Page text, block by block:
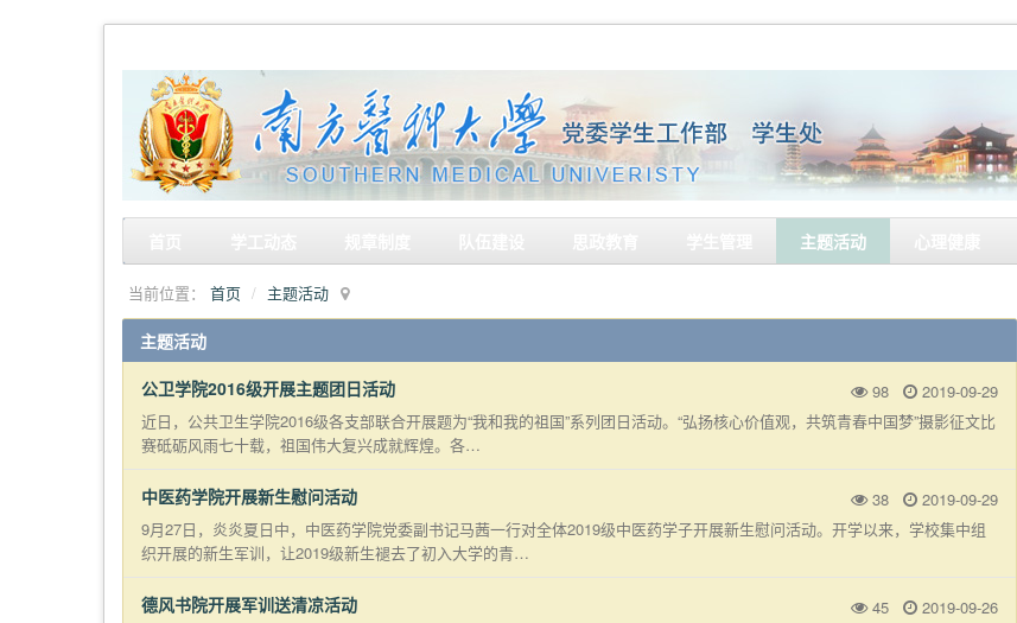
主题活动
当前位置： 首页 主题活动
主题活动
98 2019-09-29
公卫学院2016级开展主题团日活动
近日，公共卫生学院2016级各支部联合开展题为“我和我的祖国”系列团日活动。“弘扬核心价值观，共筑青春中国梦”摄影征文比
赛砥砺风雨七十载，祖国伟大复兴成就辉煌。各…
38 2019-09-29
中医药学院开展新生慰问活动
9月27日，炎炎夏日中，中医药学院党委副书记马茜一行对全体2019级中医药学子开展新生慰问活动。开学以来，学校集中组
织开展的新生军训，让2019级新生褪去了初入大学的青…
45 2019-09-26
德风书院开展军训送清凉活动